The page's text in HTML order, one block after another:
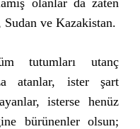
olanlar da zaten
ve Kazakistan.
tutumları utanç
atanlar, ister şart
isterse henüz
bürünenler olsun;